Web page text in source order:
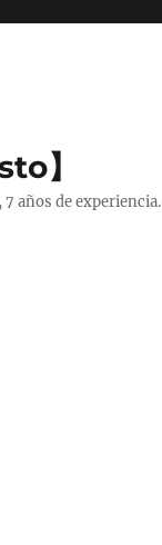
】
7 años de experiencia.